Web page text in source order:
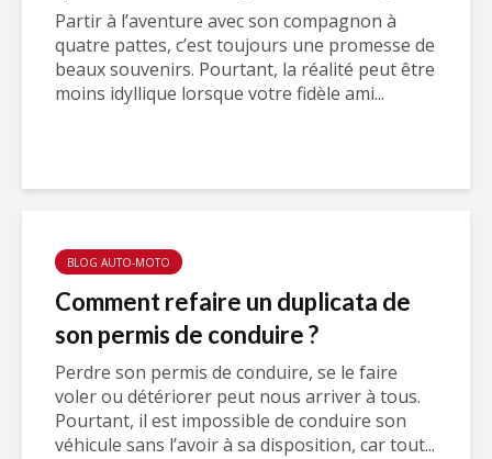
Partir à l’aventure avec son compagnon à
quatre pattes, c’est toujours une promesse de
beaux souvenirs. Pourtant, la réalité peut être
moins idyllique lorsque votre fidèle ami...
BLOG AUTO-MOTO
Comment refaire un duplicata de
son permis de conduire ?
Perdre son permis de conduire, se le faire
voler ou détériorer peut nous arriver à tous.
Pourtant, il est impossible de conduire son
véhicule sans l’avoir à sa disposition, car tout...